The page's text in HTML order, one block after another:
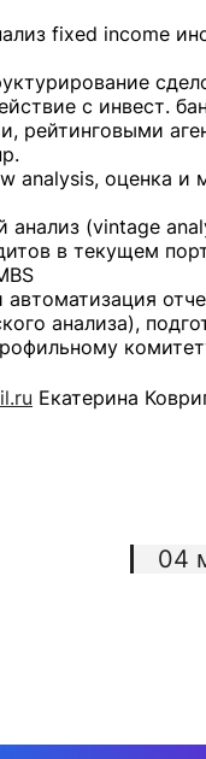
fixed income
с инвест.
рейтинговыми
analysis, оценка и
анализ (vintage
в текущем
анализа),
Екатерина
04